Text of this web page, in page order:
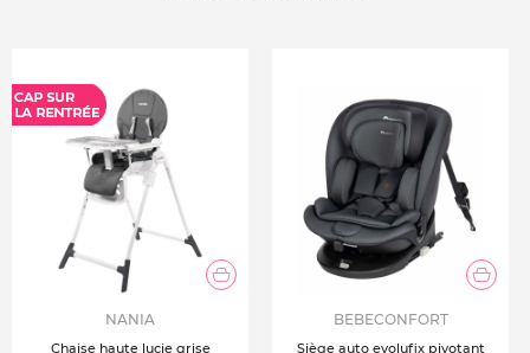
NANIA
Chaise haute lucie grise
BEBECONFORT
Siège auto evolufix pivotant